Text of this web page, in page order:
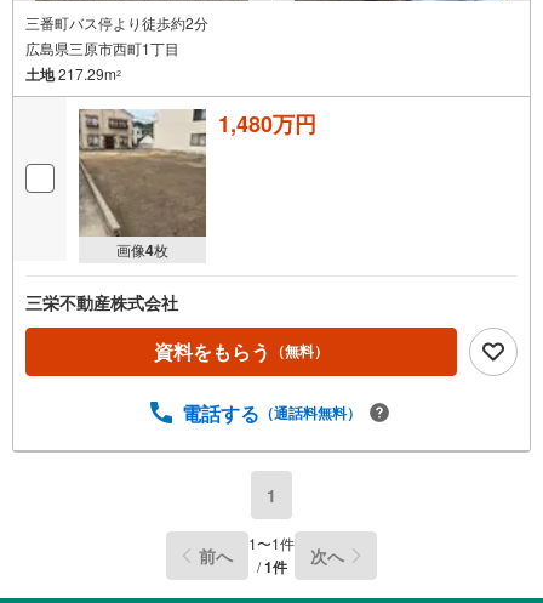
三番町バス停より徒歩約2分
広島県三原市西町1丁目
土地217.29m2
画像4枚
1,480万円
三栄不動産株式会社
資料をもらう （無料）
電話する （通話料無料）
1
前へ 1〜1件
/1件 次へ